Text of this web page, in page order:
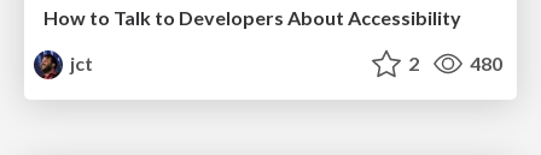
How to Talk to Developers About Accessibility
jct
2 480